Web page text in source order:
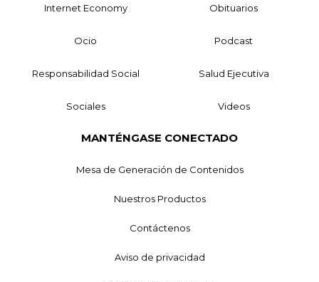
Internet Economy Obituarios
Ocio Podcast
Responsabilidad Social Salud Ejecutiva
Sociales Videos
MANTÉNGASE CONECTADO
Mesa de Generación de Contenidos
Nuestros Productos
Contáctenos
Aviso de privacidad